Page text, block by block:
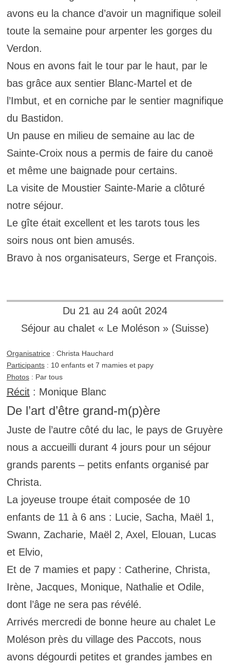
avons eu la chance d’avoir un magnifique soleil
toute la semaine pour arpenter les gorges du
Verdon.
Nous en avons fait le tour par le haut, par le
bas grâce aux sentier Blanc-Martel et de
l’Imbut, et en corniche par le sentier magnifique
du Bastidon.
Un pause en milieu de semaine au lac de
Sainte-Croix nous a permis de faire du canoë
et même une baignade pour certains.
La visite de Moustier Sainte-Marie a clôturé
notre séjour.
Le gîte était excellent et les tarots tous les
soirs nous ont bien amusés.
Bravo à nos organisateurs, Serge et François.
Du 21 au 24 août 2024
Séjour au chalet « Le Moléson » (Suisse)
Organisatrice : Christa Hauchard
Participants: 10 enfants et 7 mamies et papy
Photos: Par tous
Récit: Monique Blanc
De l’art d’être grand-m(p)ère
Juste de l’autre côté du lac, le pays de Gruyère
nous a accueilli durant 4 jours pour un séjour
grands parents – petits enfants organisé par
Christa.
La joyeuse troupe était composée de 10
enfants de 11 à 6 ans : Lucie, Sacha, Maël 1,
Swann, Zacharie, Maël 2, Axel, Elouan, Lucas
et Elvio,
Et de 7 mamies et papy : Catherine, Christa,
Irène, Jacques, Monique, Nathalie et Odile,
dont l’âge ne sera pas révélé.
Arrivés mercredi de bonne heure au chalet Le
Moléson près du village des Paccots, nous
avons dégourdi petites et grandes jambes en